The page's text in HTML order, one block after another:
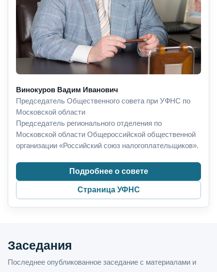
Винокуров Вадим Иванович
Председатель Общественного совета при УФНС по
Московской области
Председатель регионального отделения по
Московской области Общероссийской общественной
организации «Российский союз налогоплательщиков».
Подробнее о совете
Страница УФНС
Заседания
Последнее опубликованное заседание с материалами и